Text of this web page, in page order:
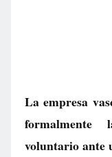
La empresa
formalmente
voluntario ante